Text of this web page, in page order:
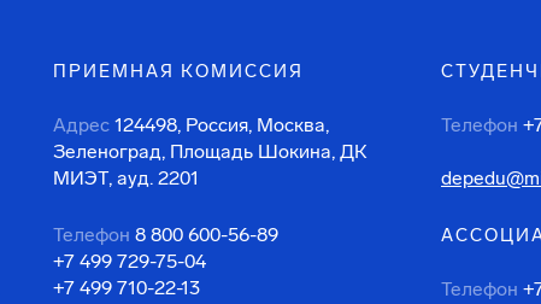
ПРИЕМНАЯ КОМИССИЯ
Адрес 124498, Россия, Москва,
Зеленоград, Площадь Шокина, ДК
МИЭТ, ауд. 2201
Телефон 8 800 600-56-89
+7 499 729-75-04
+7 499 710-22-13
Телефон
Телефон